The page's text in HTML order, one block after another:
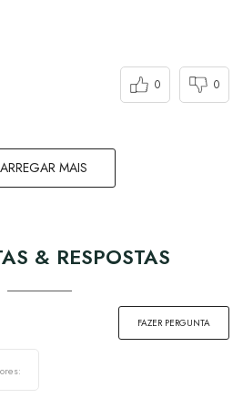
0 0
MAIS
& RESPOSTAS
FAZER PERGUNTA